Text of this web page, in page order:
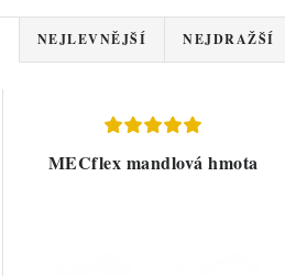
NEJLEVNĚJŠÍ NEJDRAŽŠÍ
MECflex mandlová hmota